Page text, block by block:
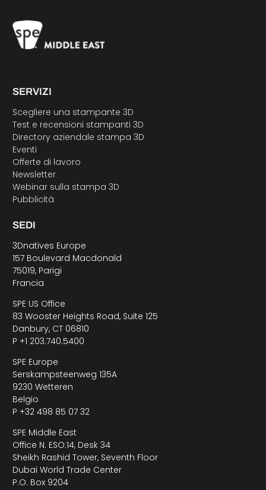
SERVIZI
Scegliere una stampante 3D
Test e recensioni stampanti 3D
Directory aziendale stampa 3D
Eventi
Offerte di lavoro
Newsletter
Webinar sulla stampa 3D
Pubblicità
SEDI
3Dnatives Europe
157 Boulevard Macdonald
75019, Parigi
Francia
SPE US Office
83 Wooster Heights Road, Suite 125
Danbury, CT 06810
P +1 203.740.5400
SPE Europe
Serskampsteenweg 135A
9230 Wetteren
Belgio
P +32 498 85 07 32
SPE Middle East
Office N. ESO:14, Desk 34
Sheikh Rashid Tower, Seventh Floor
Dubai World Trade Center
P.O. Box 9204